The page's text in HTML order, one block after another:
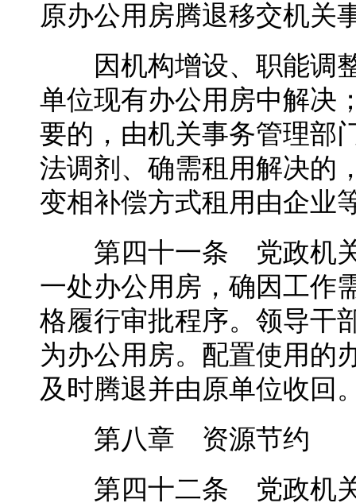
原办公用房腾退移交机关
因机构增设、职能调整
单位现有办公用房中解决
要的，由机关事务管理部
法调剂、确需租用解决的
变相补偿方式租用由企业
第四十一条 党政机关
一处办公用房，确因工作
格履行审批程序。领导干
为办公用房。配置使用的
及时腾退并由原单位收回
第八章 资源节约
第四十二条 党政机关